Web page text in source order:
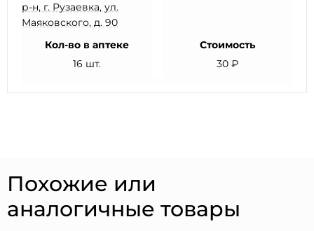
р-н, г. Рузаевка, ул.
Маяковского, д. 90
Кол-во в аптеке
16 шт.
Стоимость
30 ₽
Похожие или
аналогичные товары